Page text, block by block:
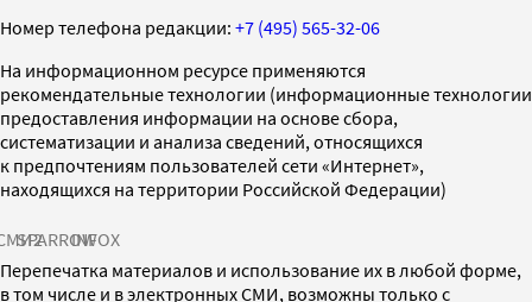
Номер телефона редакции: +7 (495) 565-32-06
На информационном ресурсе применяются
рекомендательные технологии (информационные технологии
предоставления информации на основе сбора,
систематизации и анализа сведений, относящихся
к предпочтениям пользователей сети «Интернет»,
находящихся на территории Российской Федерации)
SPARROWINFOX
Перепечатка материалов и использование их в любой форме,
в том числе и в электронных СМИ, возможны только с